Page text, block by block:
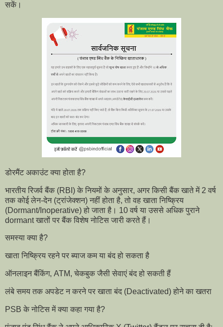
सकें।
डोरमैंट अकाउंट क्या होता है?
भारतीय रिजर्व बैंक (RBI) के नियमों के अनुसार, अगर किसी बैंक खाते में 2 वर्ष
तक कोई लेन-देन (ट्रांजेक्शन) नहीं होता है, तो वह खाता निष्क्रिय
(Dormant/Inoperative) हो जाता है। 10 वर्ष या उससे अधिक पुराने
dormant खातों पर बैंक विशेष नोटिस जारी करते हैं।
समस्या क्या है?
खाता निष्क्रिय रहने पर ब्याज कम या बंद हो सकता है
ऑनलाइन बैंकिंग, ATM, चेकबुक जैसी सेवाएं बंद हो सकती हैं
लंबे समय तक अपडेट न करने पर खाता बंद (Deactivated) होने का खतरा
PSB के नोटिस में क्या कहा गया है?